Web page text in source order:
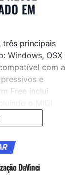
EM
três principais
Windows, OSX
com a
e
Free inclui
linhas de
virtual
DaVinci